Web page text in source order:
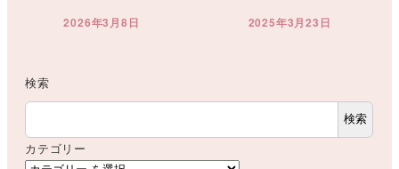
投稿日
2026年3月8日 投稿日
2025年3月23日
検索
検索
カテゴリー